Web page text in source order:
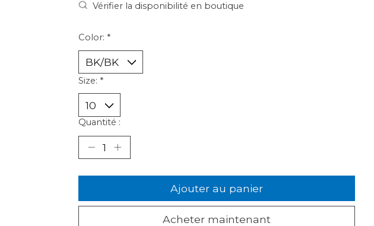
Vérifier la disponibilité en boutique
Color: *
Size: *
Quantité :
Ajouter au panier
Acheter maintenant